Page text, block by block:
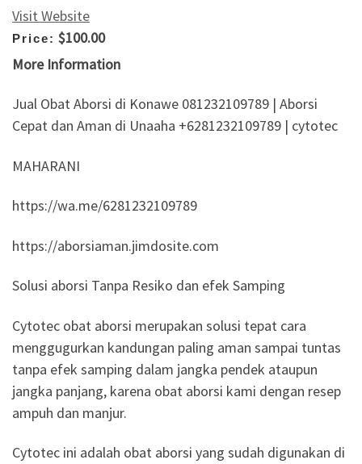
Visit Website
Price: $100.00
More Information
Jual Obat Aborsi di Konawe 081232109789 | Aborsi
Cepat dan Aman di Unaaha +6281232109789 | cytotec
MAHARANI
https://wa.me/6281232109789
https://aborsiaman.jimdosite.com
Solusi aborsi Tanpa Resiko dan efek Samping
Cytotec obat aborsi merupakan solusi tepat cara
menggugurkan kandungan paling aman sampai tuntas
tanpa efek samping dalam jangka pendek ataupun
jangka panjang, karena obat aborsi kami dengan resep
ampuh dan manjur.
Cytotec ini adalah obat aborsi yang sudah digunakan di